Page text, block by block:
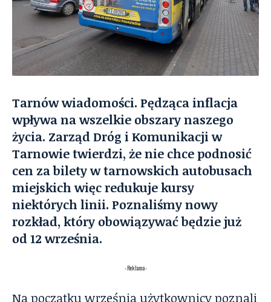
Tarnów wiadomości. Pędząca inflacja
wpływa na wszelkie obszary naszego
życia. Zarząd Dróg i Komunikacji w
Tarnowie twierdzi, że nie chce podnosić
cen za bilety w tarnowskich autobusach
miejskich więc redukuje kursy
niektórych linii. Poznaliśmy nowy
rozkład, który obowiązywać będzie już
od 12 września.
- Reklama -
Na początku września użytkownicy poznali